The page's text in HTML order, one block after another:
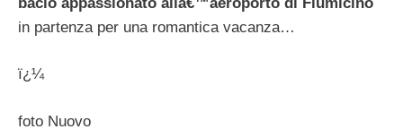
in partenza per una romantica vacanza…
ï¿¼
foto Nuovo